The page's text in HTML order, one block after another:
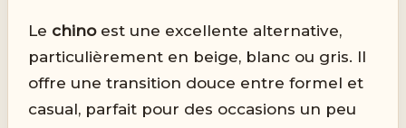
Le chinoest une excellente alternative,
particulièrement en beige, blanc ou gris. Il
offre une transition douce entre formel et
casual, parfait pour des occasions un peu